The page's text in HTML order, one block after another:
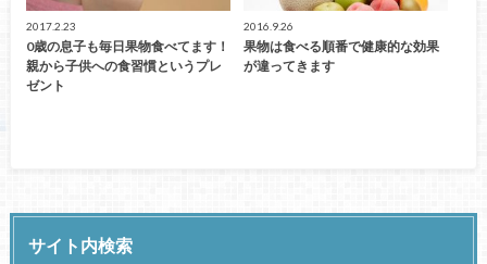
2017.2.23
0歳の息子も毎日果物食べてます！
親から子供への食習慣というプレ
ゼント
2016.9.26
果物は食べる順番で健康的な効果
が違ってきます
サイト内検索